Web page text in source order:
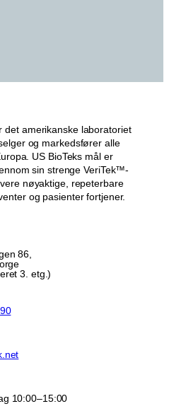
det amerikanske laboratoriet
og markedsfører alle
US BioTeks mål er
sin strenge VeriTek™-
nøyaktige, repeterbare
og pasienter fortjener.
86,
3. etg.)
10:00–15:00